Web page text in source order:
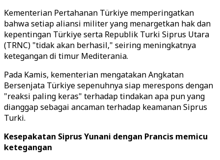
Kementerian Pertahanan Türkiye memperingatkan
bahwa setiap aliansi militer yang menargetkan hak dan
kepentingan Türkiye serta Republik Turki Siprus Utara
(TRNC) "tidak akan berhasil," seiring meningkatnya
ketegangan di timur Mediterania.
Pada Kamis, kementerian mengatakan Angkatan
Bersenjata Türkiye sepenuhnya siap merespons dengan
"reaksi paling keras" terhadap tindakan apa pun yang
dianggap sebagai ancaman terhadap keamanan Siprus
Turki.
Kesepakatan Siprus Yunani dengan Prancis memicu
ketegangan